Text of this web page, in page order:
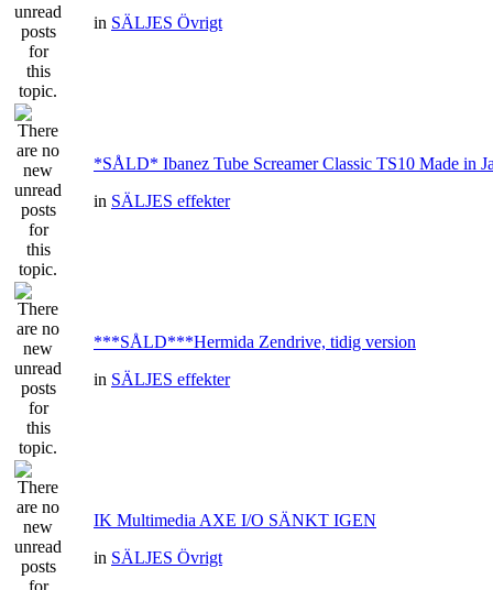
in SÄLJES Övrigt
*SÅLD* Ibanez Tube Screamer Classic TS10 Made in
in SÄLJES effekter
***SÅLD***Hermida Zendrive, tidig version
in SÄLJES effekter
IK Multimedia AXE I/O SÄNKT IGEN
in SÄLJES Övrigt